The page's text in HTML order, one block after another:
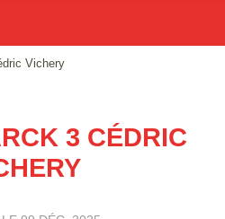
Vichery
3 CÉDRIC